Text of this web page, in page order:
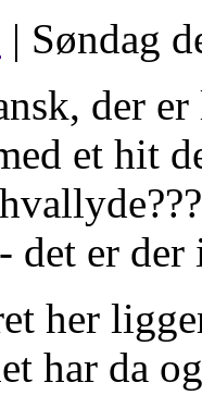
| Søndag
der
et hit
det er
her
har da